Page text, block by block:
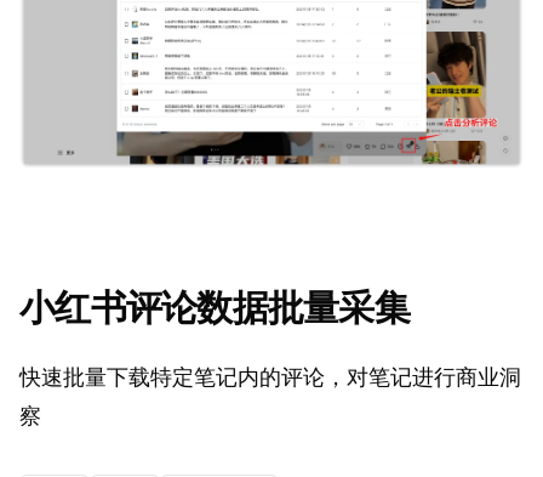
小红书评论数据批量采集
快速批量下载特定笔记内的评论，对笔记进行商业洞
察